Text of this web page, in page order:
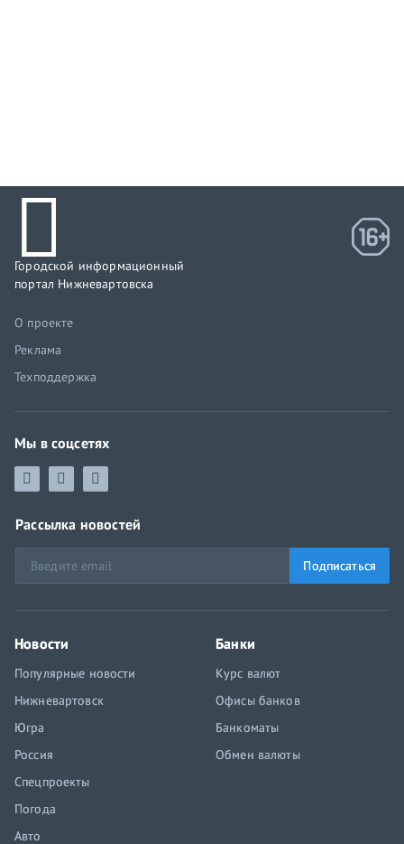
Городской информационный
портал Нижневартовска
О проекте
Реклама
Техподдержка
Мы в соцсетях
Рассылка новостей
Подписаться
Новости
Популярные новости
Нижневартовск
Югра
Россия
Спецпроекты
Погода
Авто
Банки
Курс валют
Офисы банков
Банкоматы
Обмен валюты